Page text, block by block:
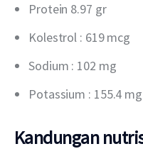
Protein 8.97 gr
Kolestrol : 619 mcg
Sodium : 102 mg
Potassium : 155.4 mg
Kandungan